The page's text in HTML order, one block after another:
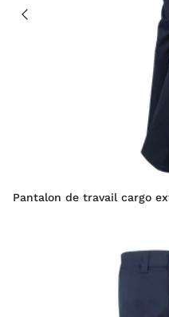
Pantalon de travail cargo